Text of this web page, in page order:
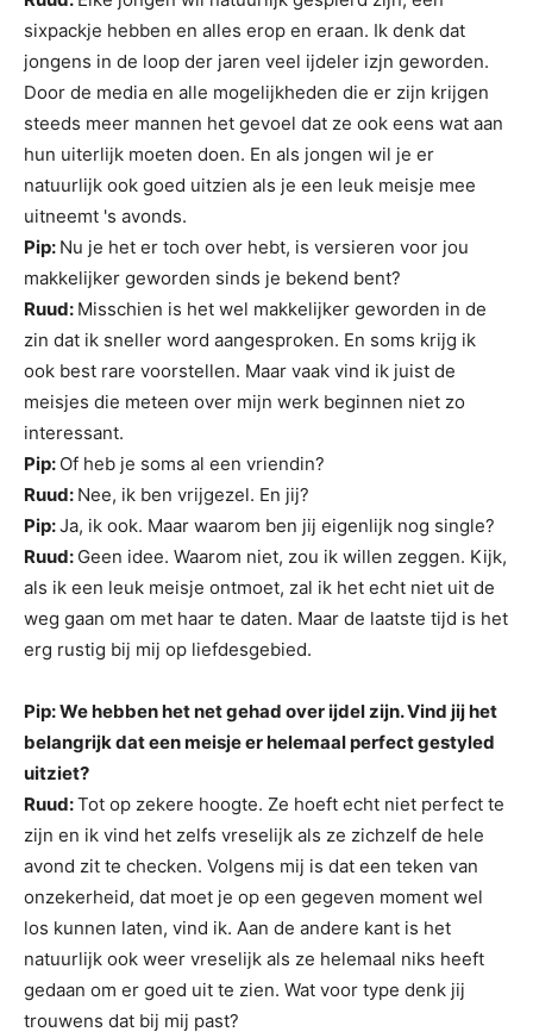
sixpackje hebben en alles erop en eraan. Ik denk dat
jongens in de loop der jaren veel ijdeler izjn geworden.
Door de media en alle mogelijkheden die er zijn krijgen
steeds meer mannen het gevoel dat ze ook eens wat aan
hun uiterlijk moeten doen. En als jongen wil je er
natuurlijk ook goed uitzien als je een leuk meisje mee
uitneemt 's avonds.
Pip: Nu je het er toch over hebt, is versieren voor jou
makkelijker geworden sinds je bekend bent?
Ruud: Misschien is het wel makkelijker geworden in de
zin dat ik sneller word aangesproken. En soms krijg ik
ook best rare voorstellen. Maar vaak vind ik juist de
meisjes die meteen over mijn werk beginnen niet zo
interessant.
Pip: Of heb je soms al een vriendin?
Ruud: Nee, ik ben vrijgezel. En jij?
Pip:Ja, ik ook. Maar waarom ben jij eigenlijk nog single?
Ruud: Geen idee. Waarom niet, zou ik willen zeggen. Kijk,
als ik een leuk meisje ontmoet, zal ik het echt niet uit de
weg gaan om met haar te daten. Maar de laatste tijd is het
erg rustig bij mij op liefdesgebied.
Pip: We hebben het net gehad over ijdel zijn. Vind jij het
belangrijk dat een meisje er helemaal perfect gestyled
uitziet?
Ruud:Tot op zekere hoogte. Ze hoeft echt niet perfect te
zijn en ik vind het zelfs vreselijk als ze zichzelf de hele
avond zit te checken. Volgens mij is dat een teken van
onzekerheid, dat moet je op een gegeven moment wel
los kunnen laten, vind ik. Aan de andere kant is het
natuurlijk ook weer vreselijk als ze helemaal niks heeft
gedaan om er goed uit te zien. Wat voor type denk jij
trouwens dat bij mij past?